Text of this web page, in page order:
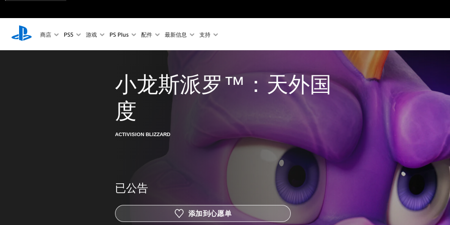
商店 PS5 游戏 PS Plus 配件 最新信息 支持
小龙斯派罗™：天外国
度
ACTIVISION BLIZZARD
已公告
添加到心愿单